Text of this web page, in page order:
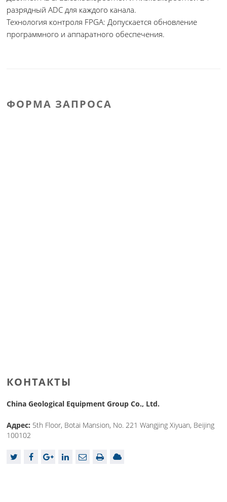
разрядный ADC для каждого канала.
Технология контроля FPGA: Допускается обновление
программного и аппаратного обеспечения.
ФОРМА ЗАПРОСА
КОНТАКТЫ
China Geological Equipment Group Co., Ltd.
Адрес: 5th Floor, Botai Mansion, No. 221 Wangjing Xiyuan, Beijing
100102